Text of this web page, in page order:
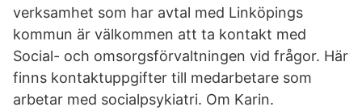
verksamhet som har avtal med Linköpings
kommun är välkommen att ta kontakt med
Social- och omsorgsförvaltningen vid frågor. Här
finns kontaktuppgifter till medarbetare som
arbetar med socialpsykiatri. Om Karin.